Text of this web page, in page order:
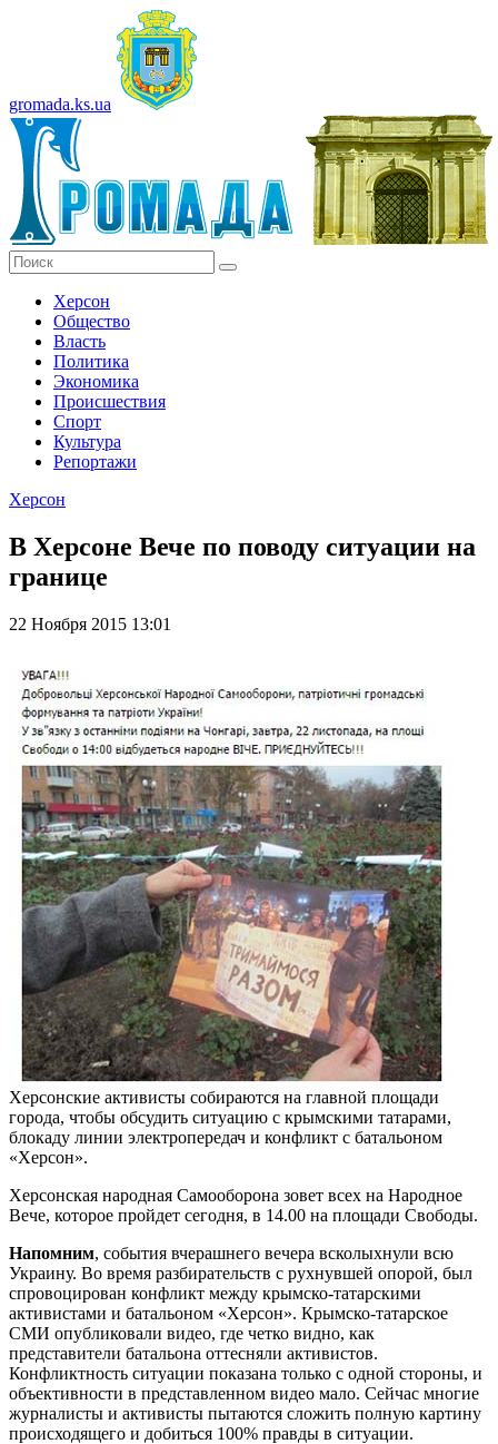
gromada.ks.ua
Херсон
Общество
Власть
Политика
Экономика
Происшествия
Спорт
Культура
Репортажи
Херсон
В Херсоне Вече по поводу ситуации на
границе
22 Ноября 2015 13:01
Херсонские активисты собираются на главной площади
города, чтобы обсудить ситуацию с крымскими татарами,
блокаду линии электропередач и конфликт с батальоном
«Херсон».
Херсонская народная Самооборона зовет всех на Народное
Вече, которое пройдет сегодня, в 14.00 на площади Свободы.
Напомним, события вчерашнего вечера всколыхнули всю
Украину. Во время разбирательств с рухнувшей опорой, был
спровоцирован конфликт между крымско-татарскими
активистами и батальоном «Херсон». Крымско-татарское
СМИ опубликовали видео, где четко видно, как
представители батальона оттесняли активистов.
Конфликтность ситуации показана только с одной стороны, и
объективности в представленном видео мало. Сейчас многие
журналисты и активисты пытаются сложить полную картину
происходящего и добиться 100% правды в ситуации.